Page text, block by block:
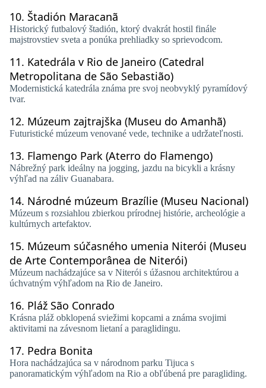
10. Štadión Maracanã
Historický futbalový štadión, ktorý dvakrát hostil finále
majstrovstiev sveta a ponúka prehliadky so sprievodcom.
11. Katedrála v Rio de Janeiro (Catedral
Metropolitana de São Sebastião)
Modernistická katedrála známa pre svoj neobvyklý pyramídový
tvar.
12. Múzeum zajtrajška (Museu do Amanhã)
Futuristické múzeum venované vede, technike a udržateľnosti.
13. Flamengo Park (Aterro do Flamengo)
Nábrežný park ideálny na jogging, jazdu na bicykli a krásny
výhľad na záliv Guanabara.
14. Národné múzeum Brazílie (Museu Nacional)
Múzeum s rozsiahlou zbierkou prírodnej histórie, archeológie a
kultúrnych artefaktov.
15. Múzeum súčasného umenia Niterói (Museu
de Arte Contemporânea de Niterói)
Múzeum nachádzajúce sa v Niterói s úžasnou architektúrou a
úchvatným výhľadom na Rio de Janeiro.
16. Pláž São Conrado
Krásna pláž obklopená sviežimi kopcami a známa svojimi
aktivitami na závesnom lietaní a paraglidingu.
17. Pedra Bonita
Hora nachádzajúca sa v národnom parku Tijuca s
panoramatickým výhľadom na Rio a obľúbená pre paragliding.